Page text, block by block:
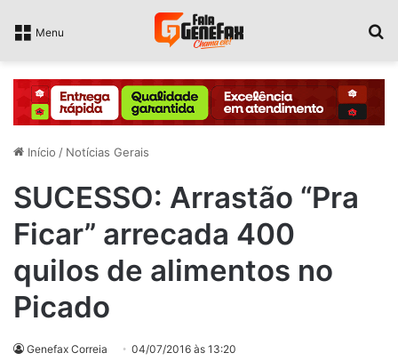
Menu
Início / Notícias Gerais
SUCESSO: Arrastão “Pra
Ficar” arrecada 400
quilos de alimentos no
Picado
Genefax Correia 04/07/2016 às 13:20